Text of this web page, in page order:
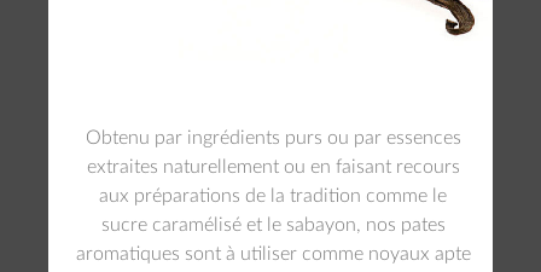
Obtenu par ingrédients purs ou par essences
extraites naturellement ou en faisant recours
aux préparations de la tradition comme le
sucre caramélisé et le sabayon, nos pates
aromatiques sont à utiliser comme noyaux apte